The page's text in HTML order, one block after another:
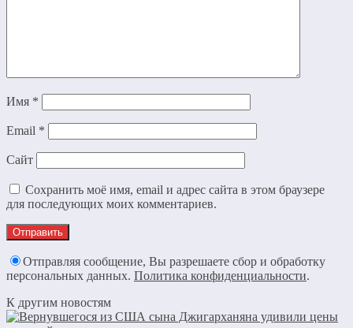
Имя *
Email *
Сайт
Сохранить моё имя, email и адрес сайта в этом браузере
для последующих моих комментариев.
Отправляя сообщение, Вы разрешаете сбор и обработку
персональных данных. Политика конфиденциальности.
К другим новостям